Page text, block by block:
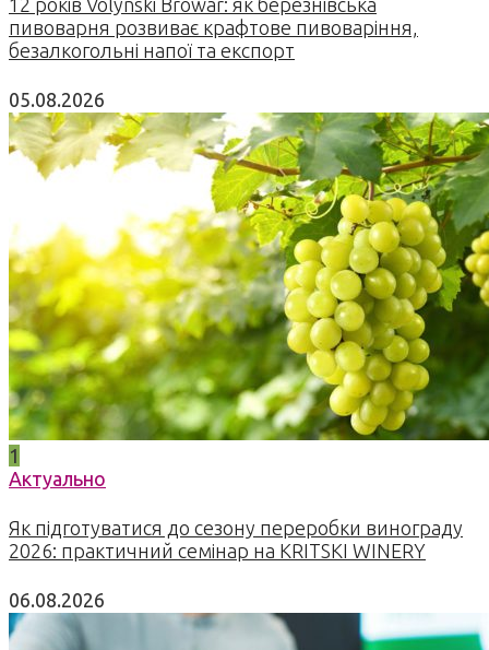
12 років Volynski Browar: як березнівська
пивоварня розвиває крафтове пивоваріння,
безалкогольні напої та експорт
05.08.2026
1
Актуально
Як підготуватися до сезону переробки винограду
2026: практичний семінар на KRITSKI WINERY
06.08.2026